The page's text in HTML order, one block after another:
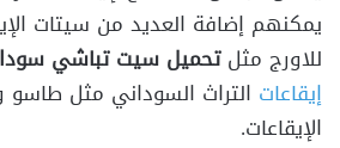
يمكنهم إضافة العديد من سيتات
للاورج مثلتحميل سيت تباشي
إيقاعات التراث السوداني مثل طاسو
الإيقاعات.